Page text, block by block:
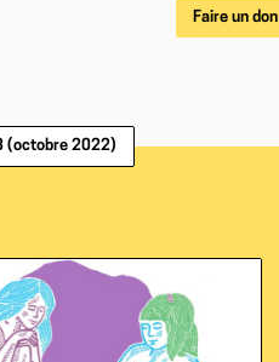
Faire un don
(octobre 2022)